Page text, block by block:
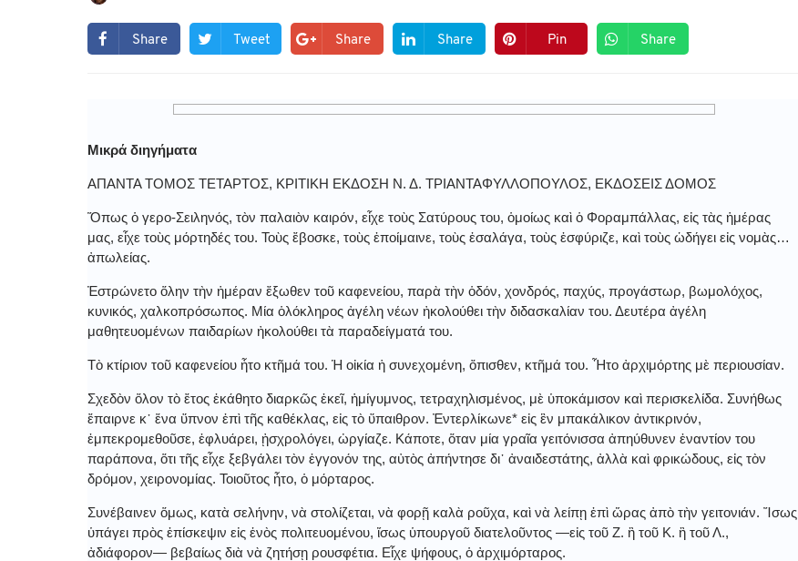
Share Tweet Share Share Pin Share
Μικρά διηγήματα
ΑΠΑΝΤΑ ΤΟΜΟΣ ΤΕΤΑΡΤΟΣ, ΚΡΙΤΙΚΗ ΕΚΔΟΣΗ Ν. Δ. ΤΡΙΑΝΤΑΦΥΛΛΟΠΟΥΛΟΣ, ΕΚΔΟΣΕΙΣ ΔΟΜΟΣ
Ὅπως ὁ γερο-Σειληνός, τὸν παλαιὸν καιρόν, εἶχε τοὺς Σατύρους του, ὁμοίως καὶ ὁ Φοραμπάλλας, εἰς τὰς ἡμέρας
μας, εἶχε τοὺς μόρτηδές του. Τοὺς ἔβοσκε, τοὺς ἐποίμαινε, τοὺς ἐσαλάγα, τοὺς ἐσφύριζε, καὶ τοὺς ὡδήγει εἰς νομὰς…
ἀπωλείας.
Ἐστρώνετο ὅλην τὴν ἡμέραν ἔξωθεν τοῦ καφενείου, παρὰ τὴν ὁδόν, χονδρός, παχύς, προγάστωρ, βωμολόχος,
κυνικός, χαλκοπρόσωπος. Μία ὁλόκληρος ἀγέλη νέων ἠκολούθει τὴν διδασκαλίαν του. Δευτέρα ἀγέλη
μαθητευομένων παιδαρίων ἠκολούθει τὰ παραδείγματά του.
Τὸ κτίριον τοῦ καφενείου ἦτο κτῆμά του. Ἡ οἰκία ἡ συνεχομένη, ὄπισθεν, κτῆμά του. Ἦτο ἀρχιμόρτης μὲ περιουσίαν.
Σχεδὸν ὅλον τὸ ἔτος ἐκάθητο διαρκῶς ἐκεῖ, ἡμίγυμνος, τετραχηλισμένος, μὲ ὑποκάμισον καὶ περισκελίδα. Συνήθως
ἔπαιρνε κ᾿ ἕνα ὕπνον ἐπὶ τῆς καθέκλας, εἰς τὸ ὕπαιθρον. Ἐντερλίκωνε* εἰς ἓν μπακάλικον ἀντικρινόν,
ἐμπεκρομεθοῦσε, ἐφλυάρει, ᾐσχρολόγει, ὠργίαζε. Κάποτε, ὅταν μία γραῖα γειτόνισσα ἀπηύθυνεν ἐναντίον του
παράπονα, ὅτι τῆς εἶχε ξεβγάλει τὸν ἐγγονόν της, αὐτὸς ἀπήντησε δι᾿ ἀναιδεστάτης, ἀλλὰ καὶ φρικώδους, εἰς τὸν
δρόμον, χειρονομίας. Τοιοῦτος ἦτο, ὁ μόρταρος.
Συνέβαινεν ὅμως, κατὰ σελήνην, νὰ στολίζεται, νὰ φορῇ καλὰ ροῦχα, καὶ νὰ λείπῃ ἐπὶ ὥρας ἀπὸ τὴν γειτονιάν. Ἴσως
ὑπάγει πρὸς ἐπίσκεψιν εἰς ἑνὸς πολιτευομένου, ἴσως ὑπουργοῦ διατελοῦντος ―εἰς τοῦ Ζ. ἢ τοῦ Κ. ἢ τοῦ Λ.,
ἀδιάφορον― βεβαίως διὰ νὰ ζητήσῃ ρουσφέτια. Εἶχε ψήφους, ὁ ἀρχιμόρταρος.